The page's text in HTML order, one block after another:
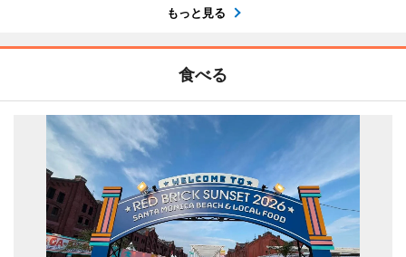
もっと見る
食べる